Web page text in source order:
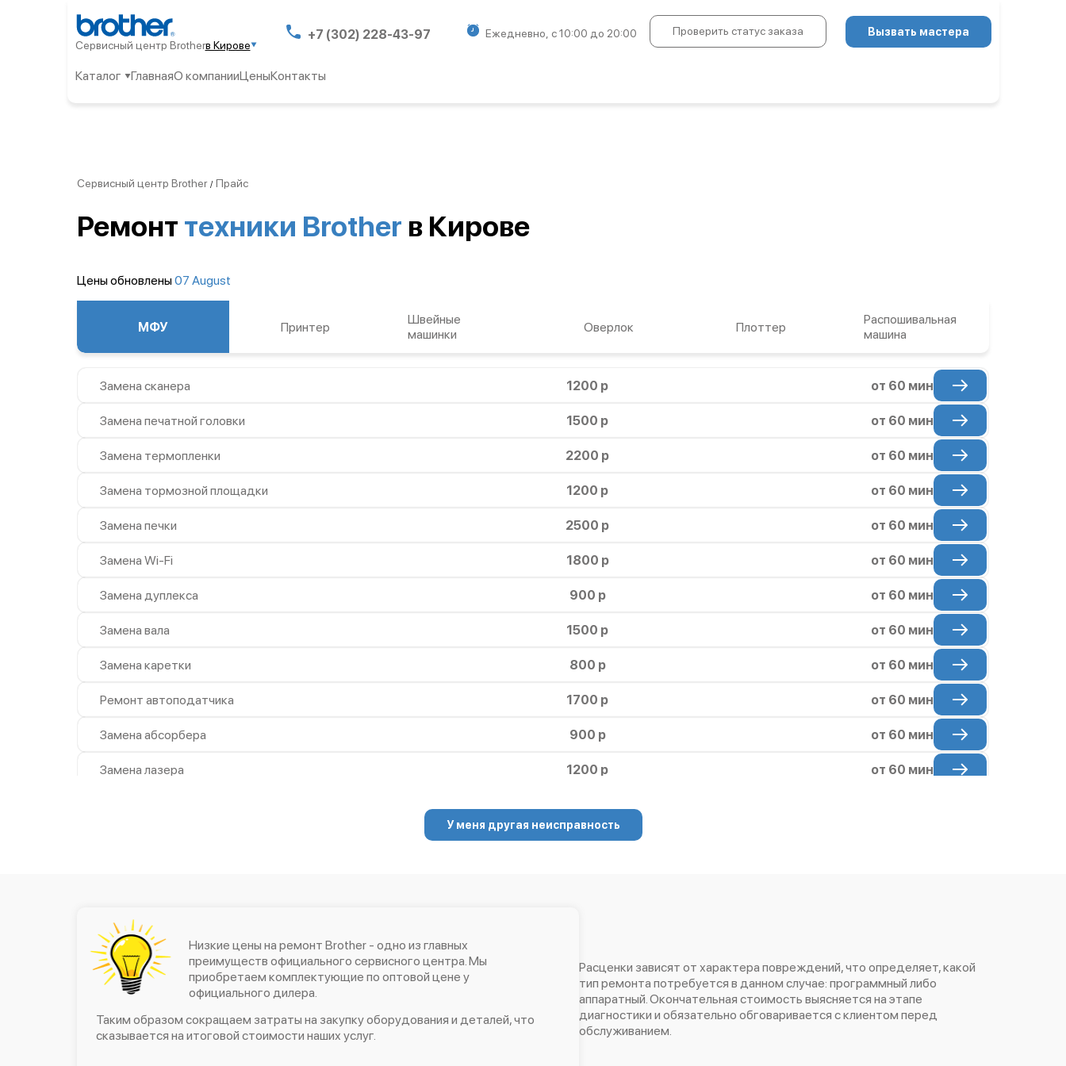
Сервисный центр Brotherв Кирове
+7 (302) 228-43-97 Ежедневно, с 10:00 до 20:00 Проверить статус заказа Вызвать мастера
Каталог ГлавнаяО компанииЦеныКонтакты
Сервисный центр Brother / Прайс
Ремонт техники Brother в Кирове
Цены обновлены07 August
МФУ Принтер
Швейные
машинки
Оверлок Плоттер
Распошивальная
машина
Замена сканера 1200 р от 60 мин
Замена печатной головки 1500 р от 60 мин
Замена термопленки 2200 р от 60 мин
Замена тормозной площадки 1200 р от 60 мин
Замена печки 2500 р от 60 мин
Замена Wi-Fi 1800 р от 60 мин
Замена дуплекса 900 р от 60 мин
Замена вала 1500 р от 60 мин
Замена каретки 800 р от 60 мин
Ремонт автоподатчика 1700 р от 60 мин
Замена абсорбера 900 р от 60 мин
Замена лазера 1200 р от 60 мин
1700 р
У меня другая неисправность
Низкие цены на ремонт Brother - одно из главных
преимуществ официального сервисного центра. Мы
приобретаем комплектующие по оптовой цене у
официального дилера.
Таким образом сокращаем затраты на закупку оборудования и деталей, что
сказывается на итоговой стоимости наших услуг.
Расценки зависят от характера повреждений, что определяет, какой
тип ремонта потребуется в данном случае: программный либо
аппаратный. Окончательная стоимость выясняется на этапе
диагностики и обязательно обговаривается с клиентом перед
обслуживанием.